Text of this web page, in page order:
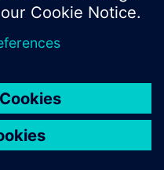
się różnić w